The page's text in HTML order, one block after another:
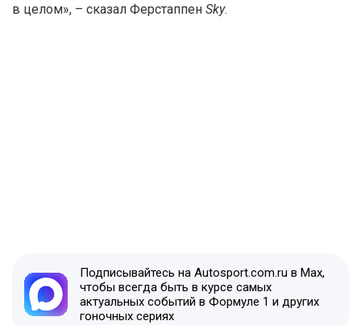
в целом», – сказал Ферстаппен Sky.
Подписывайтесь на Autosport.com.ru в Max,
чтобы всегда быть в курсе самых
актуальных событий в Формуле 1 и других
гоночных сериях